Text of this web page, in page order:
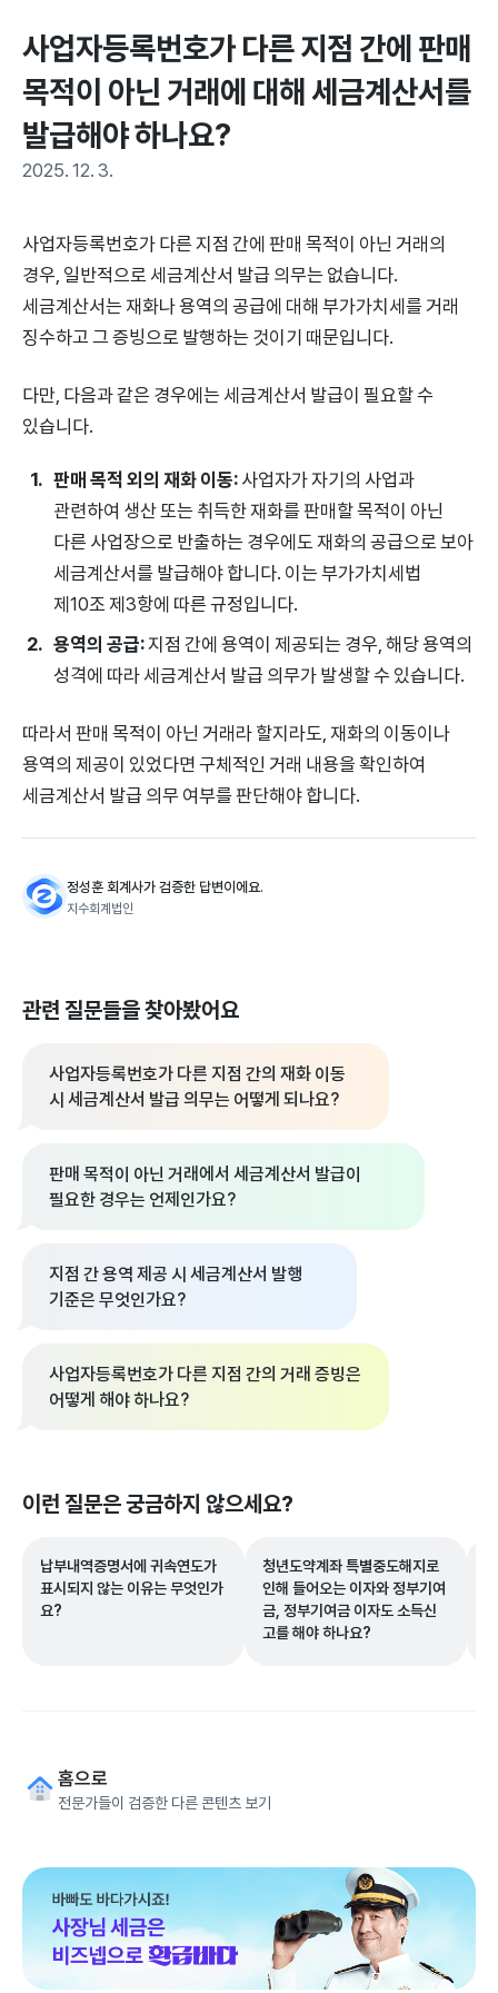
사업자등록번호가 다른 지점 간에 판매
목적이 아닌 거래에 대해 세금계산서를
발급해야 하나요?
2025. 12. 3.
사업자등록번호가 다른 지점 간에 판매 목적이 아닌 거래의
경우, 일반적으로 세금계산서 발급 의무는 없습니다.
세금계산서는 재화나 용역의 공급에 대해 부가가치세를 거래
징수하고 그 증빙으로 발행하는 것이기 때문입니다.
다만, 다음과 같은 경우에는 세금계산서 발급이 필요할 수
있습니다.
판매 목적 외의 재화 이동:사업자가 자기의 사업과
관련하여 생산 또는 취득한 재화를 판매할 목적이 아닌
다른 사업장으로 반출하는 경우에도 재화의 공급으로 보아
세금계산서를 발급해야 합니다. 이는 부가가치세법
제10조 제3항에 따른 규정입니다.
용역의 공급:지점 간에 용역이 제공되는 경우, 해당 용역의
성격에 따라 세금계산서 발급 의무가 발생할 수 있습니다.
따라서 판매 목적이 아닌 거래라 할지라도, 재화의 이동이나
용역의 제공이 있었다면 구체적인 거래 내용을 확인하여
세금계산서 발급 의무 여부를 판단해야 합니다.
정성훈 회계사가 검증한 답변이에요.
지수회계법인
관련 질문들을 찾아봤어요
사업자등록번호가 다른 지점 간의 재화 이동
시 세금계산서 발급 의무는 어떻게 되나요?
판매 목적이 아닌 거래에서 세금계산서 발급이
필요한 경우는 언제인가요?
지점 간 용역 제공 시 세금계산서 발행
기준은 무엇인가요?
사업자등록번호가 다른 지점 간의 거래 증빙은
어떻게 해야 하나요?
이런 질문은 궁금하지 않으세요?
납부내역증명서에 귀속연도가
표시되지 않는 이유는 무엇인가
요?
청년도약계좌 특별중도해지로
인해 들어오는 이자와 정부기여
금, 정부기여금 이자도 소득신
고를 해야 하나요?
홈으로
전문가들이 검증한 다른 콘텐츠 보기